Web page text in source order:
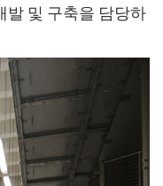
발 및 구축을 담당하